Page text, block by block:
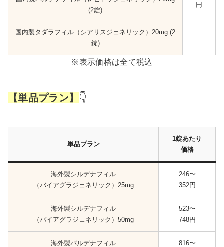
(2錠)
国内製タダラフィル（シアリスジェネリック）20mg (2
錠)
円
※表示価格は全て税込
【単品プラン】 👇
単品プラン
1錠あたり
価格
海外製シルデナフィル
（バイアグラジェネリック）25mg
246〜
352円
海外製シルデナフィル
（バイアグラジェネリック）50mg
523〜
748円
海外製バルデナフィル
816〜